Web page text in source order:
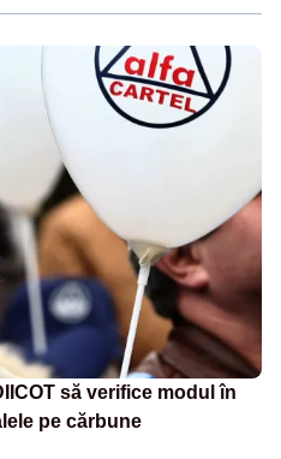
să verifice modul în
pe cărbune